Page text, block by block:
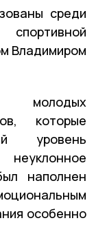
среди
Владимиром
молодых
которые
уровень
наполнен
особенно